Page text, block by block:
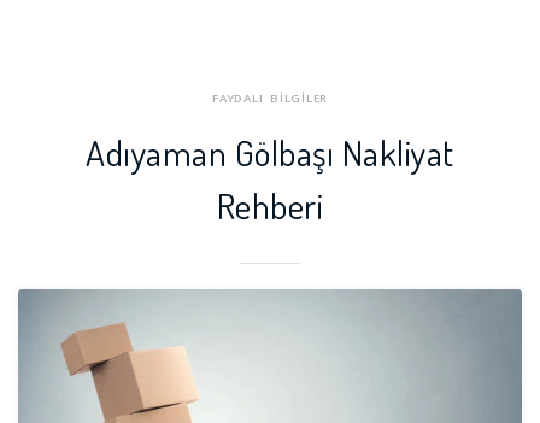
FAYDALI BİLGİLER
Adıyaman Gölbaşı Nakliyat
Rehberi